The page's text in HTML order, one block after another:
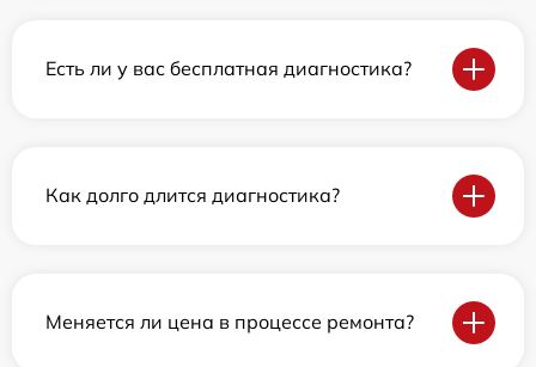
Есть ли у вас бесплатная диагностика?
Как долго длится диагностика?
Меняется ли цена в процессе ремонта?